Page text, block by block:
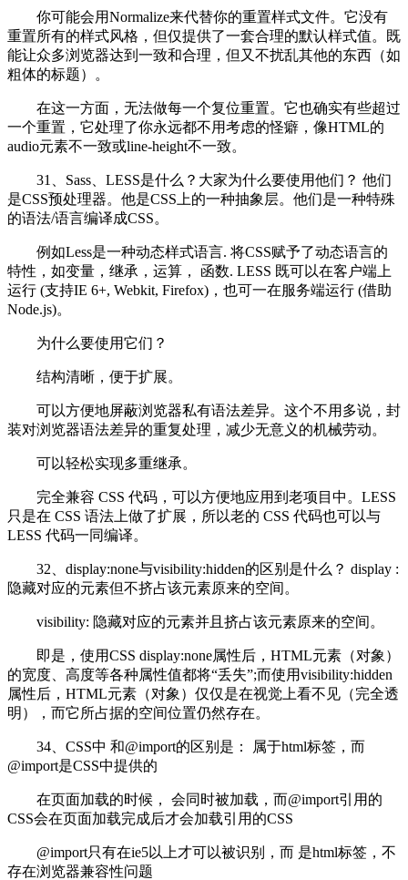
你可能会用Normalize来代替你的重置样式文件。它没有
重置所有的样式风格，但仅提供了一套合理的默认样式值。既
能让众多浏览器达到一致和合理，但又不扰乱其他的东西（如
粗体的标题）。
在这一方面，无法做每一个复位重置。它也确实有些超过
一个重置，它处理了你永远都不用考虑的怪癖，像HTML的
audio元素不一致或line-height不一致。
31、Sass、LESS是什么？大家为什么要使用他们？ 他们
是CSS预处理器。他是CSS上的一种抽象层。他们是一种特殊
的语法/语言编译成CSS。
例如Less是一种动态样式语言. 将CSS赋予了动态语言的
特性，如变量，继承，运算， 函数. LESS 既可以在客户端上
运行 (支持IE 6+, Webkit, Firefox)，也可一在服务端运行 (借助
Node.js)。
为什么要使用它们？
结构清晰，便于扩展。
可以方便地屏蔽浏览器私有语法差异。这个不用多说，封
装对浏览器语法差异的重复处理，减少无意义的机械劳动。
可以轻松实现多重继承。
完全兼容 CSS 代码，可以方便地应用到老项目中。LESS
只是在 CSS 语法上做了扩展，所以老的 CSS 代码也可以与
LESS 代码一同编译。
32、display:none与visibility:hidden的区别是什么？ display :
隐藏对应的元素但不挤占该元素原来的空间。
visibility: 隐藏对应的元素并且挤占该元素原来的空间。
即是，使用CSS display:none属性后，HTML元素（对象）
的宽度、高度等各种属性值都将“丢失”;而使用visibility:hidden
属性后，HTML元素（对象）仅仅是在视觉上看不见（完全透
明），而它所占据的空间位置仍然存在。
34、CSS中 和@import的区别是： 属于html标签，而
@import是CSS中提供的
在页面加载的时候， 会同时被加载，而@import引用的
CSS会在页面加载完成后才会加载引用的CSS
@import只有在ie5以上才可以被识别，而 是html标签，不
存在浏览器兼容性问题